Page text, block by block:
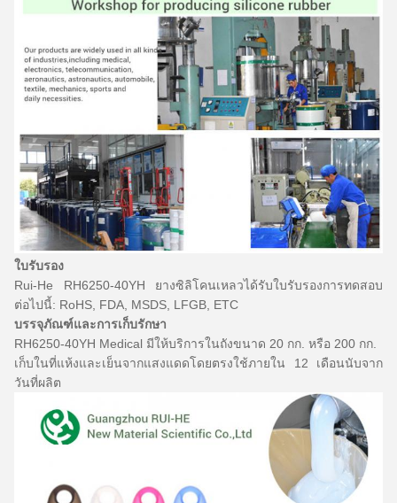
ใบรับรอง
Rui-He RH6250-40YH ยางซิลิโคนเหลวได้รับใบรับรองการทดสอบ
ต่อไปนี้: RoHS, FDA, MSDS, LFGB, ETC
บรรจุภัณฑ์และการเก็บรักษา
RH6250-40YH Medical มีให้บริการในถังขนาด 20 กก. หรือ 200 กก.
เก็บในที่แห้งและเย็นจากแสงแดดโดยตรงใช้ภายใน 12 เดือนนับจาก
วันที่ผลิต